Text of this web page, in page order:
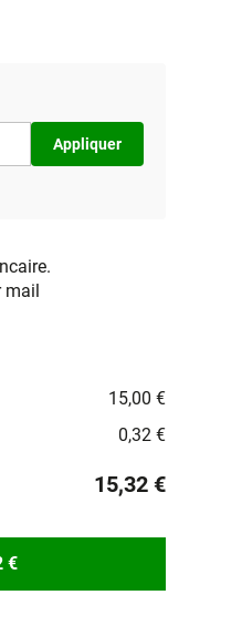
Appliquer
mail
15,00 €
0,32 €
15,32 €
€